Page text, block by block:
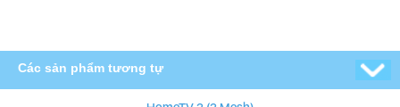
Các sản phẩm tương tự